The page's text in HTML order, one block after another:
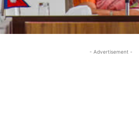
- Advertisement -